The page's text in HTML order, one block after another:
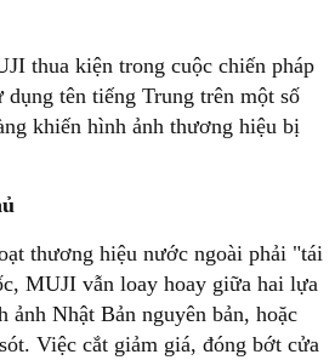
thua kiện trong cuộc chiến pháp
tên tiếng Trung trên một số
khiến hình ảnh thương hiệu bị
thương hiệu nước ngoài phải "tái
MUJI vẫn loay hoay giữa hai lựa
ảnh Nhật Bản nguyên bản, hoặc
Việc cắt giảm giá, đóng bớt cửa